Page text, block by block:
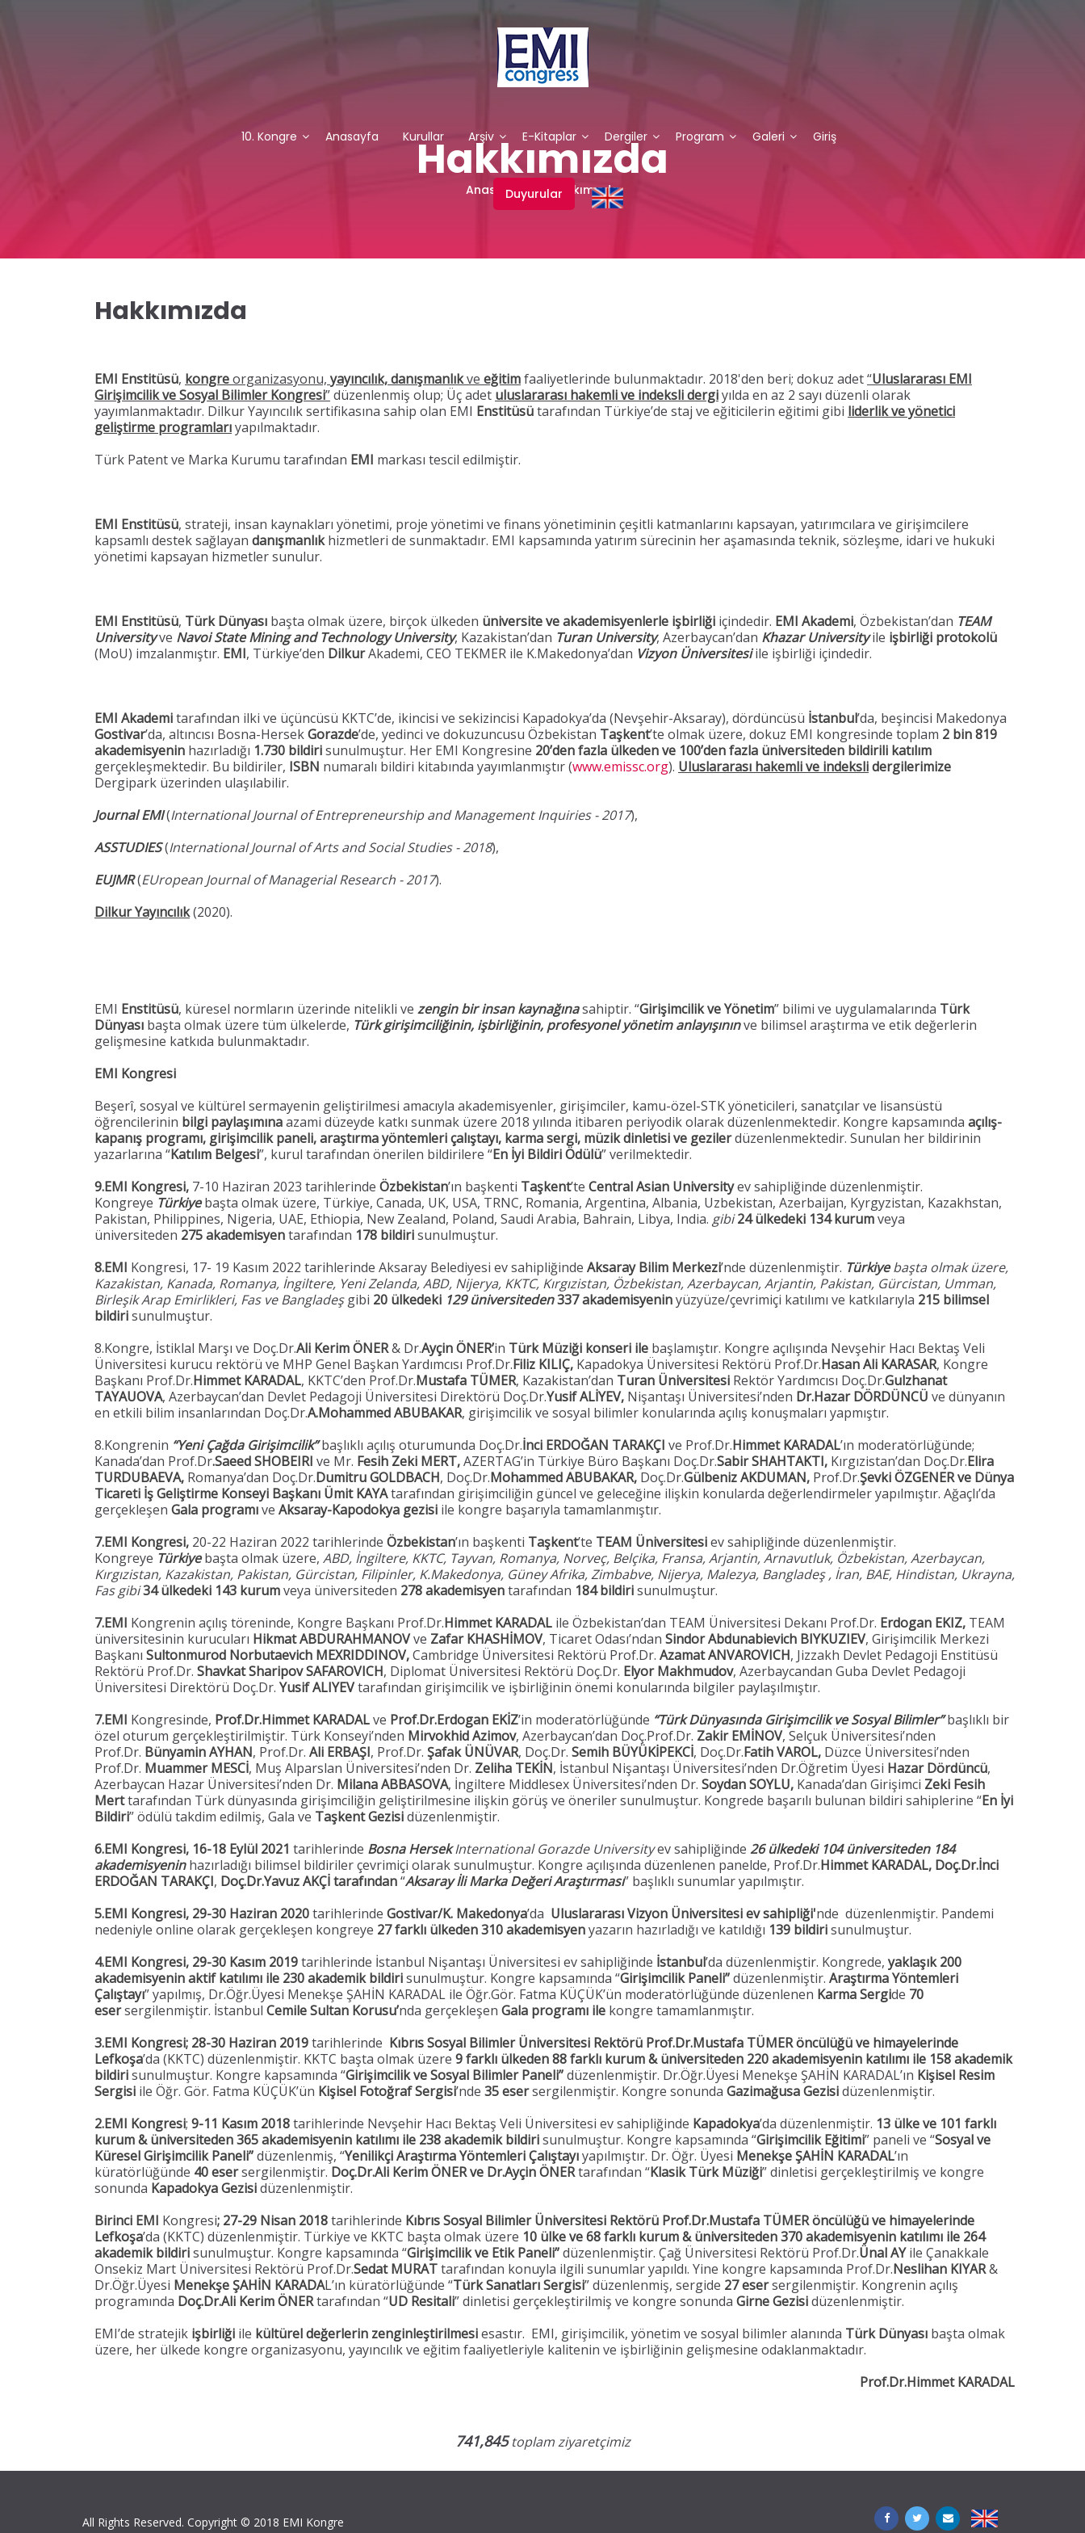
10. Kongre Anasayfa Kurullar Arşiv E-Kitaplar Dergiler Program Galeri Giriş
Duyurular
Hakkımızda
Anasayfa Hakkımızda
Hakkımızda
EMI Enstitüsü, kongreorganizasyonu, yayıncılık, danışmanlıkve eğitimfaaliyetlerinde bulunmaktadır. 2018'den beri; dokuz adet“Uluslararası EMI
Girişimcilik ve Sosyal Bilimler Kongresi”düzenlenmiş olup; Üç adet uluslararası hakemli ve indeksli dergiyılda en az 2 sayı düzenli olarak
yayımlanmaktadır. Dilkur Yayıncılık sertifikasına sahip olan EMI Enstitüsütarafından Türkiye’de staj ve eğiticilerin eğitimi gibi liderlik ve yönetici
geliştirme programlarıyapılmaktadır.
Türk Patent ve Marka Kurumu tarafından EMI markası tescil edilmiştir.
EMI Enstitüsü, strateji, insan kaynakları yönetimi, proje yönetimi ve finans yönetiminin çeşitli katmanlarını kapsayan, yatırımcılara ve girişimcilere
kapsamlı destek sağlayan danışmanlıkhizmetleri de sunmaktadır. EMI kapsamında yatırım sürecinin her aşamasında teknik, sözleşme, idari ve hukuki
yönetimi kapsayan hizmetler sunulur.
EMI Enstitüsü, Türk Dünyası başta olmak üzere, birçok ülkeden üniversite ve akademisyenlerle işbirliği içindedir. EMI Akademi, Özbekistan’dan TEAM
Universityve Navoi State Mining and Technology University, Kazakistan’dan Turan University, Azerbaycan’dan Khazar Universityile işbirliği protokolü
(MoU) imzalanmıştır. EMI, Türkiye’den DilkurAkademi, CEO TEKMER ile K.Makedonya’dan Vizyon Üniversitesiile işbirliği içindedir.
EMI Akademitarafından ilki ve üçüncüsü KKTC’de, ikincisi ve sekizincisi Kapadokya’da (Nevşehir-Aksaray), dördüncüsü İstanbul’da, beşincisi Makedonya
Gostivar’da, altıncısı Bosna-HersekGorazde’de, yedinci ve dokuzuncusu Özbekistan Taşkent’te olmak üzere, dokuz EMI kongresinde toplam 2 bin 819
akademisyenin hazırladığı 1.730 bildirisunulmuştur. Her EMI Kongresine 20’den fazla ülkeden ve 100’den fazla üniversiteden bildirili katılım
gerçekleşmektedir. Bu bildiriler, ISBN numaralı bildiri kitabında yayımlanmıştır (www.emissc.org). Uluslararası hakemli ve indekslidergilerimize
Dergipark üzerinden ulaşılabilir.
Journal EMI(International Journal of Entrepreneurship and Management Inquiries - 2017),
ASSTUDIES(International Journal of Arts and Social Studies - 2018),
EUJMR(EUropean Journal of Managerial Research - 2017).
Dilkur Yayıncılık(2020).
EMI Enstitüsü, küresel normların üzerinde nitelikli ve zengin bir insan kaynağınasahiptir. “Girişimcilik ve Yönetim” bilimi ve uygulamalarında Türk
Dünyası başta olmak üzere tüm ülkelerde, Türk girişimciliğinin, işbirliğinin, profesyonel yönetim anlayışınınve bilimsel araştırma ve etik değerlerin
gelişmesine katkıda bulunmaktadır.
EMI Kongresi
Beşerî, sosyal ve kültürel sermayenin geliştirilmesi amacıyla akademisyenler, girişimciler, kamu-özel-STK yöneticileri, sanatçılar ve lisansüstü
öğrencilerinin bilgi paylaşımınaazami düzeyde katkı sunmak üzere 2018 yılında itibaren periyodik olarak düzenlenmektedir. Kongre kapsamında açılış-
kapanış programı, girişimcilik paneli, araştırma yöntemleri çalıştayı, karma sergi, müzik dinletisi ve gezilerdüzenlenmektedir. Sunulan her bildirinin
yazarlarına “Katılım Belgesi”, kurul tarafından önerilen bildirilere “En İyi Bildiri Ödülü” verilmektedir.
9.EMI Kongresi, 7-10 Haziran 2023 tarihlerinde Özbekistan’ın başkenti Taşkent’te Central Asian Universityev sahipliğinde düzenlenmiştir.
Kongreye Türkiyebaşta olmak üzere, Türkiye, Canada, UK, USA, TRNC, Romania, Argentina, Albania, Uzbekistan, Azerbaijan, Kyrgyzistan, Kazakhstan,
Pakistan, Philippines, Nigeria, UAE, Ethiopia, New Zealand, Poland, Saudi Arabia, Bahrain, Libya, India. gibi24 ülkedeki 134 kurumveya
üniversiteden 275akademisyentarafından 178 bildirisunulmuştur.
8.EMI Kongresi, 17- 19 Kasım 2022 tarihlerinde Aksaray Belediyesi ev sahipliğinde Aksaray Bilim Merkezi’nde düzenlenmiştir. Türkiyebaşta olmak üzere,
Kazakistan, Kanada, Romanya, İngiltere, Yeni Zelanda, ABD, Nijerya, KKTC, Kırgızistan, Özbekistan, Azerbaycan, Arjantin, Pakistan, Gürcistan, Umman,
Birleşik Arap Emirlikleri, Fas ve Bangladeşgibi 20 ülkedeki 129 üniversiteden337 akademisyeninyüzyüze/çevrimiçi katılımı ve katkılarıyla 215 bilimsel
bildirisunulmuştur.
8.Kongre, İstiklal Marşı ve Doç.Dr.Ali Kerim ÖNER& Dr.Ayçin ÖNER’in Türk Müziği konseri ile başlamıştır. Kongre açılışında Nevşehir Hacı Bektaş Veli
Üniversitesi kurucu rektörü ve MHP Genel Başkan Yardımcısı Prof.Dr.Filiz KILIÇ, Kapadokya Üniversitesi Rektörü Prof.Dr.Hasan Ali KARASAR, Kongre
Başkanı Prof.Dr.Himmet KARADAL, KKTC’den Prof.Dr.Mustafa TÜMER, Kazakistan’dan Turan Üniversitesi Rektör Yardımcısı Doç.Dr.Gulzhanat
TAYAUOVA, Azerbaycan’dan Devlet Pedagoji Üniversitesi Direktörü Doç.Dr.Yusif ALİYEV, Nişantaşı Üniversitesi’nden Dr.Hazar DÖRDÜNCÜ ve dünyanın
en etkili bilim insanlarından Doç.Dr.A.Mohammed ABUBAKAR, girişimcilik ve sosyal bilimler konularında açılış konuşmaları yapmıştır.
8.Kongrenin “Yeni Çağda Girişimcilik”başlıklı açılış oturumunda Doç.Dr.İnci ERDOĞAN TARAKÇI ve Prof.Dr.Himmet KARADAL’ın moderatörlüğünde;
Kanada’dan Prof.Dr.Saeed SHOBEIRI ve Mr. Fesih Zeki MERT,AZERTAG’in Türkiye Büro Başkanı Doç.Dr.Sabir SHAHTAKTI, Kırgızistan’dan Doç.Dr.Elira
TURDUBAEVA, Romanya’dan Doç.Dr.Dumitru GOLDBACH, Doç.Dr.Mohammed ABUBAKAR, Doç.Dr.Gülbeniz AKDUMAN, Prof.Dr.Şevki ÖZGENER ve Dünya
Ticareti İş Geliştirme Konseyi Başkanı Ümit KAYAtarafından girişimciliğin güncel ve geleceğine ilişkin konularda değerlendirmeler yapılmıştır. Ağaçlı’da
gerçekleşen Gala programıve Aksaray-Kapodokya gezisi ile kongre başarıyla tamamlanmıştır.
7.EMI Kongresi, 20-22 Haziran 2022 tarihlerinde Özbekistan’ın başkenti Taşkent’te TEAM Üniversitesiev sahipliğinde düzenlenmiştir.
Kongreye Türkiyebaşta olmak üzere, ABD, İngiltere, KKTC, Tayvan, Romanya, Norveç, Belçika, Fransa, Arjantin, Arnavutluk, Özbekistan, Azerbaycan,
Kırgızistan, Kazakistan, Pakistan, Gürcistan, Filipinler, K.Makedonya, Güney Afrika, Zimbabve, Nijerya, Malezya, Bangladeş , İran, BAE, Hindistan, Ukrayna,
Fas gibi34 ülkedeki 143 kurumveya üniversiteden 278akademisyentarafından 184 bildirisunulmuştur.
7.EMI Kongrenin açılış töreninde, Kongre Başkanı Prof.Dr.Himmet KARADAL ile Özbekistan’dan TEAM Üniversitesi Dekanı Prof.Dr. Erdogan EKIZ, TEAM
üniversitesinin kurucuları Hikmat ABDURAHMANOVve Zafar KHASHİMOV, Ticaret Odası’ndan Sindor Abdunabievich BIYKUZIEV, Girişimcilik Merkezi
Başkanı Sultonmurod Norbutaevich MEXRIDDINOV,Cambridge Üniversitesi Rektörü Prof.Dr. Azamat ANVAROVICH, Jizzakh Devlet Pedagoji Enstitüsü
Rektörü Prof.Dr. Shavkat Sharipov SAFAROVICH, Diplomat Üniversitesi Rektörü Doç.Dr. Elyor Makhmudov, Azerbaycandan Guba Devlet Pedagoji
Üniversitesi Direktörü Doç.Dr. Yusif ALIYEVtarafından girişimcilik ve işbirliğinin önemi konularında bilgiler paylaşılmıştır.
7.EMI Kongresinde, Prof.Dr.Himmet KARADALve Prof.Dr.Erdogan EKİZ’in moderatörlüğünde “Türk Dünyasında Girişimcilik ve Sosyal Bilimler”başlıklı bir
özel oturum gerçekleştirilmiştir. Türk Konseyi’nden Mirvokhid Azimov, Azerbaycan’dan Doç.Prof.Dr. Zakir EMİNOV, Selçuk Üniversitesi’nden
Prof.Dr. Bünyamin AYHAN, Prof.Dr. Ali ERBAŞI, Prof.Dr. Şafak ÜNÜVAR, Doç.Dr. Semih BÜYÜKİPEKCİ, Doç.Dr.Fatih VAROL, Düzce Üniversitesi’nden
Prof.Dr. Muammer MESCİ, Muş Alparslan Üniversitesi’nden Dr. Zeliha TEKİN, İstanbul Nişantaşı Üniversitesi’nden Dr.Öğretim Üyesi Hazar Dördüncü,
Azerbaycan Hazar Üniversitesi’nden Dr. Milana ABBASOVA, İngiltere Middlesex Üniversitesi’nden Dr. Soydan SOYLU, Kanada’dan Girişimci Zeki Fesih
Merttarafından Türk dünyasında girişimciliğin geliştirilmesine ilişkin görüş ve öneriler sunulmuştur. Kongrede başarılı bulunan bildiri sahiplerine “En İyi
Bildiri” ödülü takdim edilmiş, Gala ve Taşkent Gezisidüzenlenmiştir.
6.EMI Kongresi, 16-18 Eylül 2021 tarihlerinde Bosna HersekInternational Gorazde Universityev sahipliğinde 26 ülkedeki 104 üniversiteden 184
akademisyeninhazırladığı bilimsel bildiriler çevrimiçi olarak sunulmuştur. Kongre açılışında düzenlenen panelde, Prof.Dr.Himmet KARADAL, Doç.Dr.İnci
ERDOĞAN TARAKÇI, Doç.Dr.Yavuz AKÇİ tarafından“Aksaray İli Marka Değeri Araştırması” başlıklı sunumlar yapılmıştır.
5.EMI Kongresi, 29-30 Haziran 2020tarihlerinde Gostivar/K. Makedonya’da Uluslararası Vizyon Üniversitesi ev sahipliği'nde düzenlenmiştir. Pandemi
nedeniyle online olarak gerçekleşen kongreye 27 farklı ülkeden310 akademisyenyazarın hazırladığı ve katıldığı 139 bildirisunulmuştur.
4.EMI Kongresi, 29-30 Kasım 2019tarihlerinde İstanbul Nişantaşı Üniversitesi ev sahipliğinde İstanbul’da düzenlenmiştir. Kongrede, yaklaşık 200
akademisyenin aktif katılımı ile 230 akademik bildirisunulmuştur. Kongre kapsamında “Girişimcilik Paneli”düzenlenmiştir. Araştırma Yöntemleri
Çalıştayı” yapılmış, Dr.Öğr.Üyesi Menekşe ŞAHİN KARADAL ile Öğr.Gör. Fatma KÜÇÜK’ün moderatörlüğünde düzenlenen Karma Sergide 70
esersergilenmiştir. İstanbul Cemile Sultan Korusu’nda gerçekleşen Gala programı ile kongre tamamlanmıştır.
3.EMI Kongresi; 28-30 Haziran 2019tarihlerinde Kıbrıs Sosyal Bilimler Üniversitesi Rektörü Prof.Dr.Mustafa TÜMER öncülüğü ve himayelerinde
Lefkoşa’da (KKTC) düzenlenmiştir. KKTC başta olmak üzere 9 farklı ülkeden 88 farklı kurum & üniversiteden 220 akademisyenin katılımı ile 158 akademik
bildirisunulmuştur. Kongre kapsamında “Girişimcilik ve Sosyal Bilimler Paneli”düzenlenmiştir. Dr.Öğr.Üyesi Menekşe ŞAHİN KARADAL’ın Kişisel Resim
Sergisi ile Öğr. Gör. Fatma KÜÇÜK’ün Kişisel Fotoğraf Sergisi’nde 35 esersergilenmiştir. Kongre sonunda Gazimağusa Gezisidüzenlenmiştir.
2.EMI Kongresi; 9-11 Kasım 2018tarihlerinde Nevşehir Hacı Bektaş Veli Üniversitesi ev sahipliğinde Kapadokya’da düzenlenmiştir. 13 ülke ve 101 farklı
kurum & üniversiteden 365 akademisyenin katılımı ile 238 akademik bildirisunulmuştur. Kongre kapsamında “Girişimcilik Eğitimi” paneli ve “Sosyal ve
KüreselGirişimcilik Paneli”düzenlenmiş, “YenilikçiAraştırma Yöntemleri Çalıştayıyapılmıştır. Dr. Öğr. Üyesi Menekşe ŞAHİN KARADAL’ın
küratörlüğünde 40 esersergilenmiştir. Doç.Dr.Ali Kerim ÖNER ve Dr.Ayçin ÖNERtarafından “Klasik Türk Müziği” dinletisi gerçekleştirilmiş ve kongre
sonunda Kapadokya Gezisidüzenlenmiştir.
Birinci EMI Kongresi; 27-29 Nisan 2018tarihlerinde Kıbrıs Sosyal Bilimler Üniversitesi Rektörü Prof.Dr.Mustafa TÜMER öncülüğü ve himayelerinde
Lefkoşa’da (KKTC) düzenlenmiştir. Türkiye ve KKTC başta olmak üzere 10 ülke ve 68 farklı kurum & üniversiteden 370 akademisyenin katılımı ile 264
akademik bildirisunulmuştur. Kongre kapsamında “Girişimcilik ve Etik Paneli”düzenlenmiştir. Çağ Üniversitesi Rektörü Prof.Dr.Ünal AYile Çanakkale
Onsekiz Mart Üniversitesi Rektörü Prof.Dr.Sedat MURATtarafından konuyla ilgili sunumlar yapıldı. Yine kongre kapsamında Prof.Dr.Neslihan KIYAR&
Dr.Öğr.Üyesi Menekşe ŞAHİN KARADAL’ın küratörlüğünde “Türk Sanatları Sergisi” düzenlenmiş, sergide 27 esersergilenmiştir. Kongrenin açılış
programında Doç.Dr.Ali Kerim ÖNERtarafından “UD Resitali” dinletisi gerçekleştirilmiş ve kongre sonunda Girne Gezisidüzenlenmiştir.
EMI’de stratejik işbirliği ile kültürel değerlerin zenginleştirilmesiesastır. EMI, girişimcilik, yönetim ve sosyal bilimler alanında Türk Dünyası başta olmak
üzere, her ülkede kongre organizasyonu, yayıncılık ve eğitim faaliyetleriyle kalitenin ve işbirliğinin gelişmesine odaklanmaktadır.
Prof.Dr.Himmet KARADAL
741,845toplam ziyaretçimiz
All Rights Reserved. Copyright © 2018 EMI Kongre